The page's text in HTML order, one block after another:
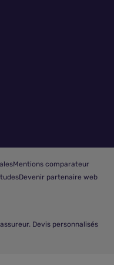
Mentions comparateur
Devenir partenaire web
Devis personnalisés